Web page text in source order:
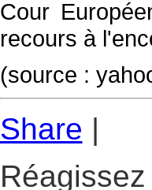
Cour
recours à
(source :
Share |